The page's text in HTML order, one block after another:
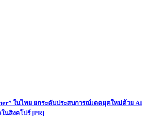
ในไทย ยกระดับประสบการณ์เดตยุคใหม่ด้วย AI
นสิงคโปร์ [PR]